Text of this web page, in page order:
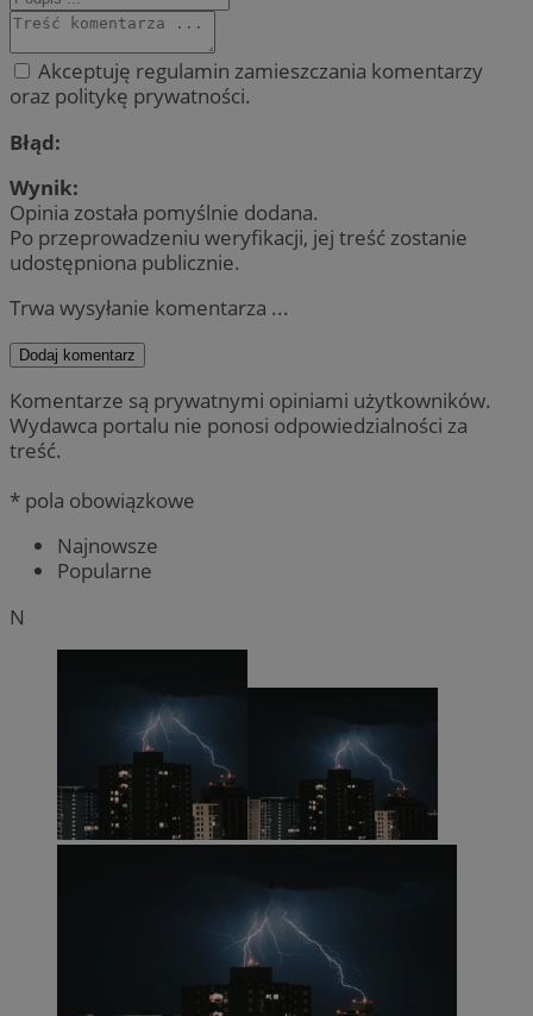
Akceptuję regulamin zamieszczania komentarzy
oraz politykę prywatności.
Błąd:
Wynik:
Opinia została pomyślnie dodana.
Po przeprowadzeniu weryfikacji, jej treść zostanie
udostępniona publicznie.
Trwa wysyłanie komentarza ...
Dodaj komentarz
Komentarze są prywatnymi opiniami użytkowników.
Wydawca portalu nie ponosi odpowiedzialności za
treść.
* pola obowiązkowe
Najnowsze
Popularne
N